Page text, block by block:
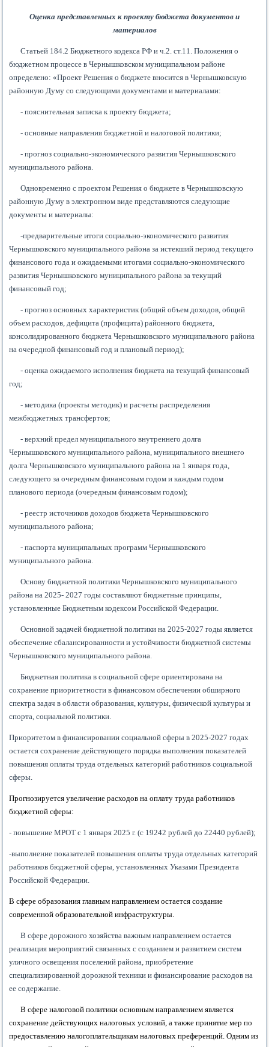
Оценка представленных к проекту бюджета документов и
материалов
Статьей 184.2 Бюджетного кодекса РФ и ч.2. ст.11. Положения о
бюджетном процессе в Чернышковском муниципальном районе
определено: «Проект Решения о бюджете вносится в Чернышковскую
районную Думу со следующими документами и материалами:
- пояснительная записка к проекту бюджета;
- основные направления бюджетной и налоговой политики;
- прогноз социально-экономического развития Чернышковского
муниципального района.
Одновременно с проектом Решения о бюджете в Чернышковскую
районную Думу в электронном виде представляются следующие
документы и материалы:
-предварительные итоги социально-экономического развития
Чернышковского муниципального района за истекший период текущего
финансового года и ожидаемыми итогами социально-экономического
развития Чернышковского муниципального района за текущий
финансовый год;
- прогноз основных характеристик (общий объем доходов, общий
объем расходов, дефицита (профицита) районного бюджета,
консолидированного бюджета Чернышковского муниципального района
на очередной финансовый год и плановый период);
- оценка ожидаемого исполнения бюджета на текущий финансовый
год;
- методика (проекты методик) и расчеты распределения
межбюджетных трансфертов;
- верхний предел муниципального внутреннего долга
Чернышковского муниципального района, муниципального внешнего
долга Чернышковского муниципального района на 1 января года,
следующего за очередным финансовым годом и каждым годом
планового периода (очередным финансовым годом);
- реестр источников доходов бюджета Чернышковского
муниципального района;
- паспорта муниципальных программ Чернышковского
муниципального района.
Основу бюджетной политики Чернышковского муниципального
района на 2025- 2027 годы составляют бюджетные принципы,
установленные Бюджетным кодексом Российской Федерации.
Основной задачей бюджетной политики на 2025-2027 годы является
обеспечение сбалансированности и устойчивости бюджетной системы
Чернышковского муниципального района.
Бюджетная политика в социальной сфере ориентирована на
сохранение приоритетности в финансовом обеспечении обширного
спектра задач в области образования, культуры, физической культуры и
спорта, социальной политики.
Приоритетом в финансировании социальной сферы в 2025-2027 годах
остается сохранение действующего порядка выполнения показателей
повышения оплаты труда отдельных категорий работников социальной
сферы.
Прогнозируется увеличение расходов на оплату труда работников
бюджетной сферы:
- повышение МРОТ с 1 января 2025 г. (с 19242 рублей до 22440 рублей);
-выполнение показателей повышения оплаты труда отдельных категорий
работников бюджетной сферы, установленных Указами Президента
Российской Федерации.
В сфере образования главным направлением остается создание
современной образовательной инфраструктуры.
В сфере дорожного хозяйства важным направлением остается
реализация мероприятий связанных с созданием и развитием систем
уличного освещения поселений района, приобретение
специализированной дорожной техники и финансирование расходов на
ее содержание.
В сфере налоговой политики основным направлением является
сохранение действующих налоговых условий, а также принятие мер по
предоставлению налогоплательщикам налоговых преференций. Одним из